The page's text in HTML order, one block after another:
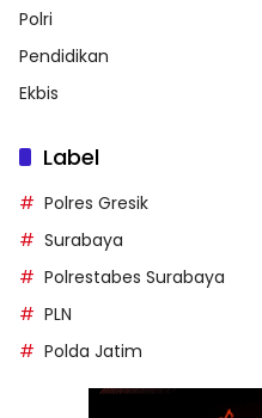
Polri
Pendidikan
Ekbis
Label
Polres Gresik
Surabaya
Polrestabes Surabaya
PLN
Polda Jatim